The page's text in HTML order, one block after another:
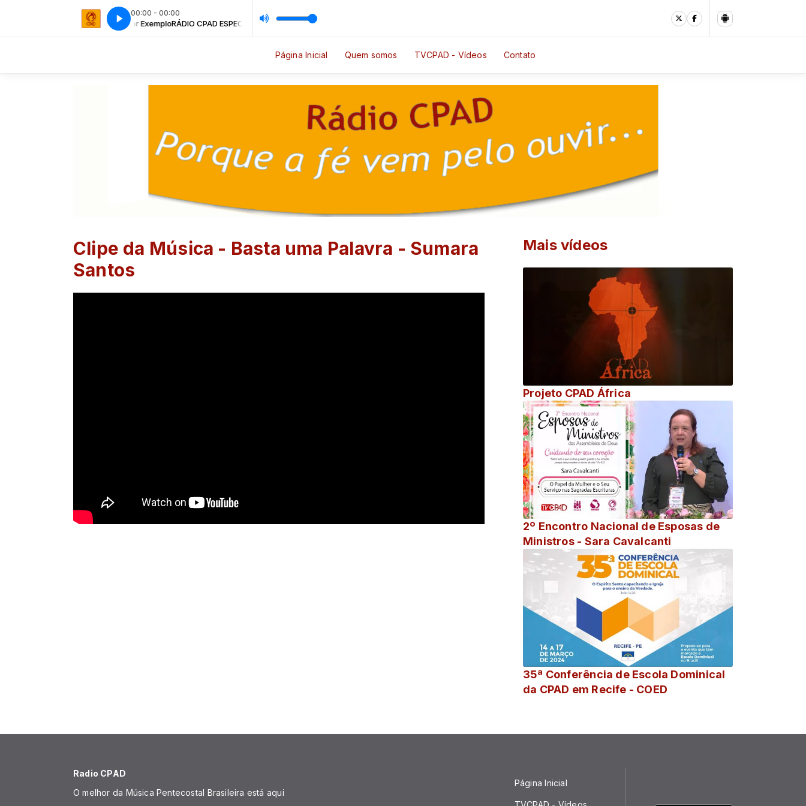
00:00 - 00:00
CPAD ESPECIAL com Locutor ExemploRÁDIO CPAD ESPECIAL com Locutor Exemplo
- Te Contemplo, Óh Pai Como a Corça JesusAsaph Borba - Te Contemplo, Óh Pai Como a Corça Jesus
Página Inicial Quem somos TVCPAD - Vídeos Contato
Clipe da Música - Basta uma Palavra - Sumara
Santos
Mais vídeos
Projeto CPAD África
2º Encontro Nacional de Esposas de
Ministros - Sara Cavalcanti
35ª Conferência de Escola Dominical
da CPAD em Recife - COED
Radio CPAD
O melhor da Música Pentecostal Brasileira está aqui
Página Inicial